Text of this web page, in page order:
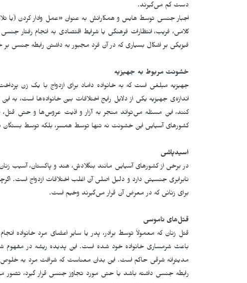
دست کم می­‌گیرند.
اجبار جنسی توسط هایس و همکارانش به عنوان «عمل وادار کردن (یا
کلامی، فریب، انتظارات فرهنگی یا شرایط اقتصادی به انجام رفتار
فیزیکی بر اشکال بسیاری که در آن فرد مجبور به داشتن رابطه جنسی
خشونت مربوط به جهیزیه
جهیزیه مبلغی است که به خانواده داماد برای ازدواج با یک
اندازەی جهیزیه یکی از دلایل رایج اختلافات بین خانوادەها است، به
کنند، این مسئله می­‌تواند منجر به آزار و اذیت عروس‌ها و حتی
کشورهای آسیایی این خشونت نه تنها توسط همسر، بلکه توسط بستگان
اسیدپاشی
در برخی از کشورهای آسیایی مانند بنگلادش، هند و پاکستان، آسیب
نابرابری جنسیتی دارد و دلیل اصلی آن اغلب اختلافات ازدواج است.
برای زنانی که در معرض آن قرار می‌گیرند وخیم است.
قتل‌های ناموسی
قتل زنان که معمولاً توسط برادر، پدر یا سایر اعضای مرد خانواده
باعث شرمساری خانواده خود شده است. این پدیده ریشه در مفهوم
مدیترانه شرقی حاکم است. این بدان معناست که شرافت مرد به خلوص
رابطه جنسی داشته باشد یا حتی مورد تجاوز جنسی قرار گیرد، تصور